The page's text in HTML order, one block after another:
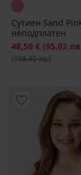
Сутиен Sand
неподплатен
Намаление
48,59 € (95,03
(158,40 лв.)